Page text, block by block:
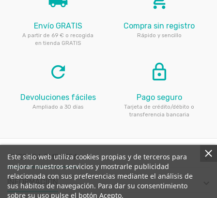
Envío GRATIS
A partir de 69 € o recogida
en tienda GRATIS
Compra sin registro
Rápido y sencillo
refresh
Devoluciones fáciles
Ampliado a 30 días
lock_outline
Pago seguro
Tarjeta de crédito/débito o
transferencia bancaria
NUESTRA EMPRESA 
INFORMACIÓN
Este sitio web utiliza cookies propias y de terceros para
mejorar nuestros servicios y mostrarle publicidad
relacionada con sus preferencias mediante el análisis de
sus hábitos de navegación. Para dar su consentimiento
sobre su uso pulse el botón Acepto.